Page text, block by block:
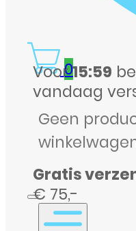
0
Geen
Enterprise
aantal
Voor15:59
vandaag
Gratis
€ 75,-